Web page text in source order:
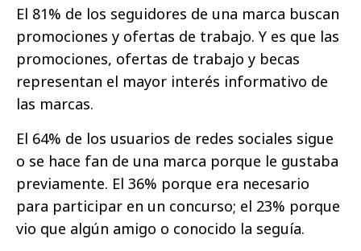
El 81% de los seguidores de una marca buscan
promociones y ofertas de trabajo. Y es que las
promociones, ofertas de trabajo y becas
representan el mayor interés informativo de
las marcas.
El 64% de los usuarios de redes sociales sigue
o se hace fan de una marca porque le gustaba
previamente. El 36% porque era necesario
para participar en un concurso; el 23% porque
vio que algún amigo o conocido la seguía.